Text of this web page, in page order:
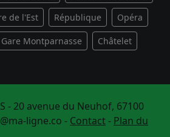
de l'Est République Opéra
Gare Montparnasse Châtelet
- 20 avenue du Neuhof, 67100
ligne.co - Contact- Plan du